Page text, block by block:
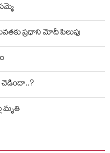
ప్రధాని మోదీ పిలుపు
చెడిందా..?
మృతి